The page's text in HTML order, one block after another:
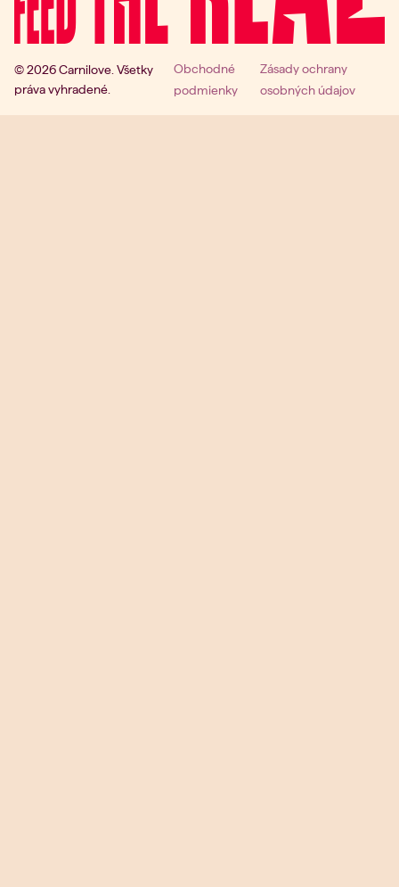
© 2026 Carnilove. Všetky
práva vyhradené.
Obchodné
podmienky
Zásady ochrany
osobných údajov